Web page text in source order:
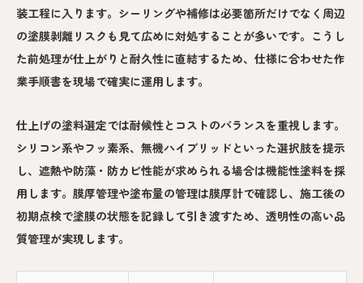
装工程に入ります。シーリングや補修は必要箇所だけでなく周辺
の塗膜剥離リスクも見て広めに対処することが多いです。こうし
た前処理が仕上がりと耐久性に直結するため、仕様に合わせた作
業手順書を現場で確実に運用します。
仕上げの塗料選定では耐候性とコストのバランスを重視します。
シリコン系やフッ素系、無機ハイブリッドといった選択肢を提示
し、遮熱や防藻・防カビ性能が求められる場合は機能性塗料を採
用します。膜厚管理や塗布量の管理は膜厚計で確認し、施工後の
初期点検で塗膜の状態を記録して引き渡すため、透明性の高い品
質管理が実現します。